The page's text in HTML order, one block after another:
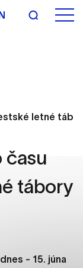
letné
času
tábory
- 15. júna
aktivite a
k tomu, aby
povoliť
funkcie,